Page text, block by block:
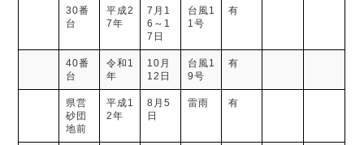
30番
台
平成2
7年
7月1
6～1
7日
台風1
1号
有
40番
台
令和1
年
10月
12日
台風1
9号
有
県営
砂団
地前
平成1
2年
8月5
日
雷雨 有